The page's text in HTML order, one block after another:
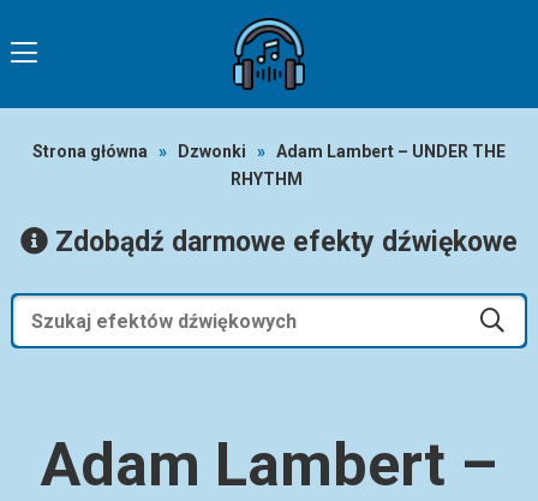
Strona główna » Dzwonki » Adam Lambert – UNDER THE
RHYTHM
Zdobądź darmowe efekty dźwiękowe
Adam Lambert –